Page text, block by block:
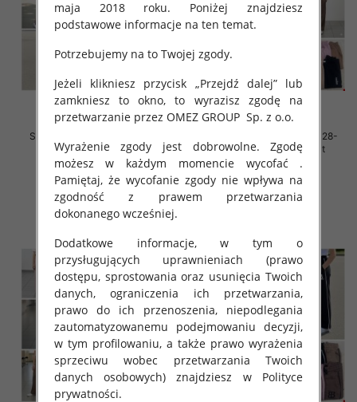
Spodnie dziewczęce Roz 128-
164, 1 kolor Paczka 7 szt
33.00 zł
szczegóły
Spodnie dziewczęce Roz 128-
164, 1 kolor Paczka 7 szt
32.00 zł
szczegóły
maja 2018 roku. Poniżej znajdziesz
podstawowe informacje na ten temat.
Potrzebujemy na to Twojej zgody.
Jeżeli klikniesz przycisk „Przejdź dalej” lub
zamkniesz to okno, to wyrazisz zgodę na
przetwarzanie przez OMEZ GROUP Sp. z o.o.
Wyrażenie zgody jest dobrowolne. Zgodę
możesz w każdym momencie wycofać .
Pamiętaj, że wycofanie zgody nie wpływa na
zgodność z prawem przetwarzania
dokonanego wcześniej.
Dodatkowe informacje, w tym o
przysługujących uprawnieniach (prawo
dostępu, sprostowania oraz usunięcia Twoich
danych, ograniczenia ich przetwarzania,
prawo do ich przenoszenia, niepodlegania
zautomatyzowanemu podejmowaniu decyzji,
w tym profilowaniu, a także prawo wyrażenia
sprzeciwu wobec przetwarzania Twoich
danych osobowych) znajdziesz w Polityce
prywatności.